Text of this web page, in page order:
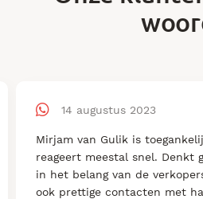
14 augustus 2023
Mirjam van Gulik is
reageert meestal snel. Denkt
in het belang van de
ook prettige contacten met